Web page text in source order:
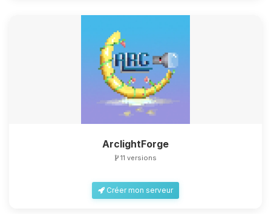
ArclightForge
11 versions
Créer mon serveur